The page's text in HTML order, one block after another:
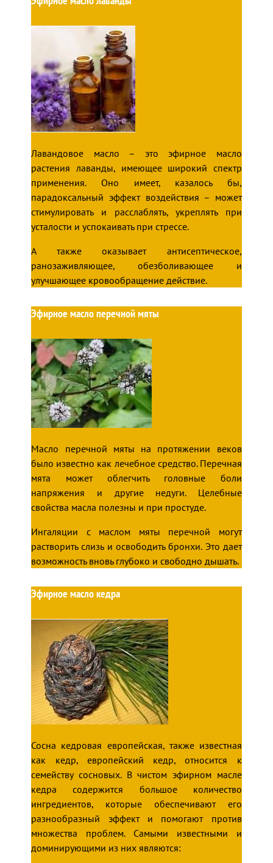
Лавандовое масло – это эфирное масло
растения лаванды, имеющее широкий спектр
применения. Оно имеет, казалось бы,
парадоксальный эффект воздействия – может
стимулировать и расслаблять, укреплять при
усталости и успокаивать при стрессе.
А также оказывает антисептическое,
ранозаживляющее, обезболивающее и
улучшающее кровообращение действие.
Эфирное масло перечной мяты
Масло перечной мяты на протяжении веков
было известно как лечебное средство. Перечная
мята может облегчить головные боли
напряжения и другие недуги. Целебные
свойства масла полезны и при простуде.
Ингаляции с маслом мяты перечной могут
растворить слизь и освободить бронхи. Это дает
возможность вновь глубоко и свободно дышать.
Эфирное масло кедра
Сосна кедровая европейская, также известная
как кедр, европейский кедр, относится к
семейству сосновых. В чистом эфирном масле
кедра содержится большое количество
ингредиентов, которые обеспечивают его
разнообразный эффект и помогают против
множества проблем. Самыми известными и
доминирующими из них являются: